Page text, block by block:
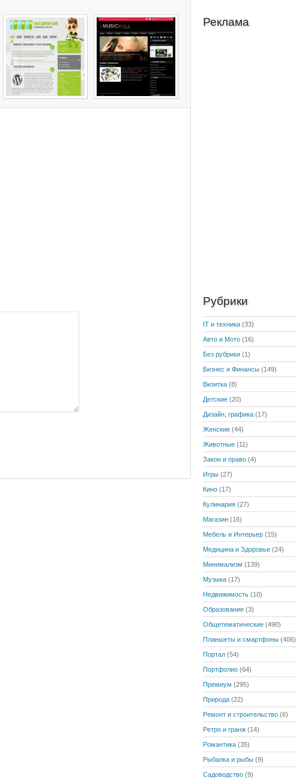
Реклама
Рубрики
IT и техника (33)
Авто и Мото (16)
Без рубрики (1)
Бизнес и Финансы (149)
Визитка (8)
Детские (20)
Дизайн, графика (17)
Женские (44)
Животные (11)
Закон и право (4)
Игры (27)
Кино (17)
Кулинария (27)
Магазин (16)
Мебель и Интерьер (15)
Медицина и Здоровье (24)
Минимализм (139)
Музыка (17)
Недвижимость (10)
Образование (3)
Общетематические (490)
Планшеты и смартфоны (406)
Портал (54)
Портфолио (64)
Премиум (295)
Природа (22)
Ремонт и строительство (6)
Ретро и гранж (14)
Романтика (35)
Рыбалка и рыбы (9)
Садоводство (9)